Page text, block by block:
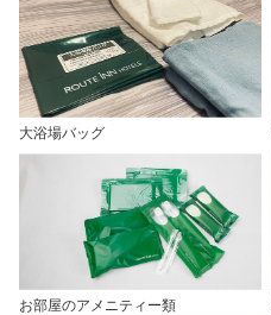
大浴場バッグ
お部屋のアメニティー類